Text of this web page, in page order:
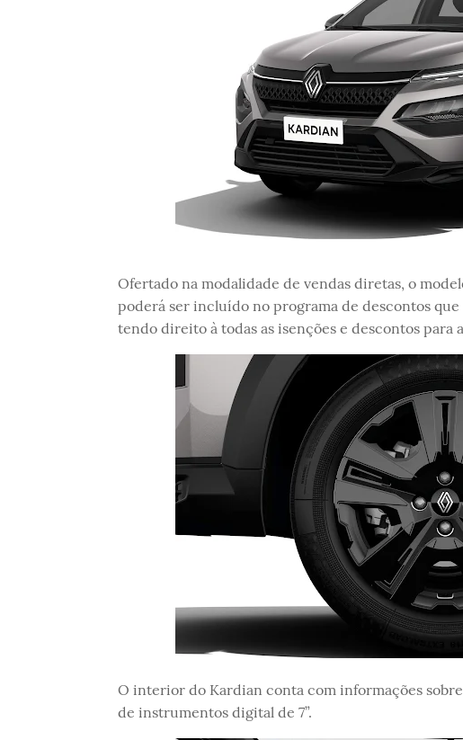
Ofertado na modalidade de vendas diretas, o
poderá ser incluído no programa de descontos
tendo direito à todas as isenções e descontos para
O interior do Kardian conta com informações
de instrumentos digital de 7”.